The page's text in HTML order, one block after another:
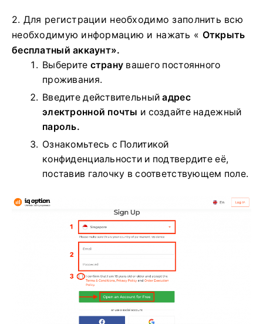
2. Для регистрации необходимо заполнить всю
необходимую информацию и нажать « Открыть
бесплатный аккаунт».
Выберите страну вашего постоянного
проживания.
Введите действительныйадрес
электронной почты и создайте надежный
пароль.
Ознакомьтесь с Политикой
конфиденциальности и подтвердите её,
поставив галочку в соответствующем поле.